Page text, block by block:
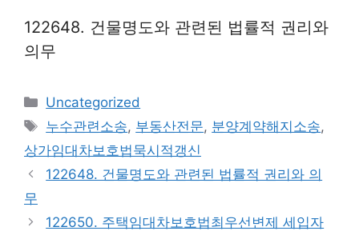
122648. 건물명도와 관련된 법률적 권리와
의무
Categories
Uncategorized
Tags
누수관련소송, 부동산전문, 분양계약해지소송,
상가임대차보호법묵시적갱신
122648. 건물명도와 관련된 법률적 권리와 의
무
122650. 주택임대차보호법최우선변제 세입자